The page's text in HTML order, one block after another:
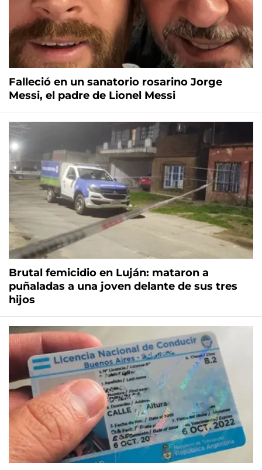
Falleció en un sanatorio rosarino Jorge
Messi, el padre de Lionel Messi
Brutal femicidio en Luján: mataron a
puñaladas a una joven delante de sus tres
hijos